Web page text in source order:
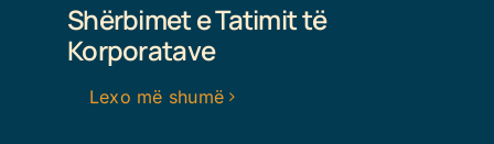
Shërbimet e Tatimit të
Korporatave
Lexo më shumë